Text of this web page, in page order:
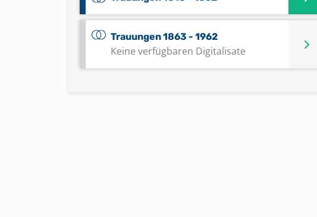
Trauungen 1863 - 1962
Keine verfügbaren Digitalisate